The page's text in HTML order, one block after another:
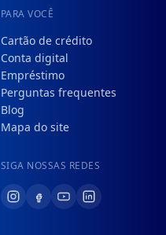
PARA VOCÊ
Cartão de crédito
Conta digital
Empréstimo
Perguntas frequentes
Blog
Mapa do site
SIGA NOSSAS REDES